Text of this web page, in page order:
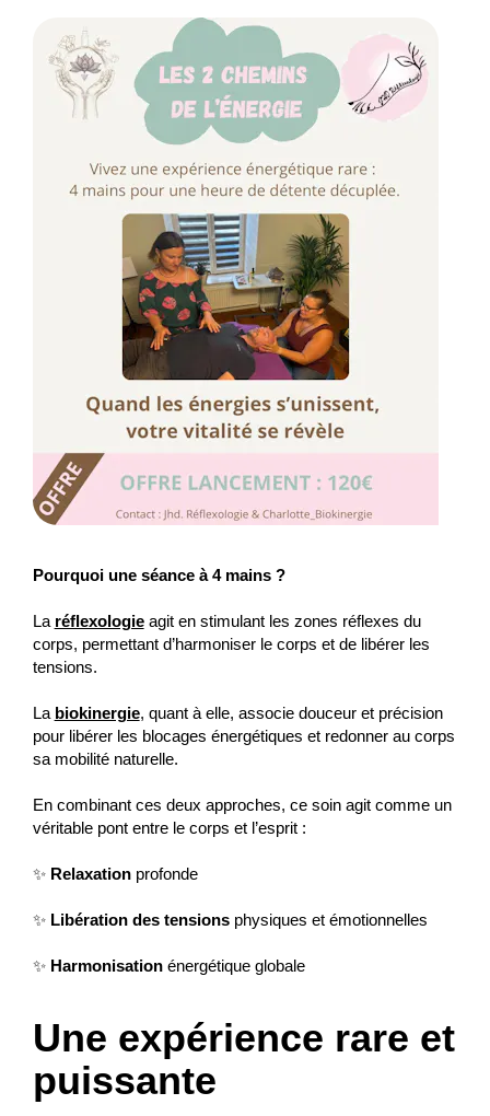
Pourquoi une séance à 4 mains ?
La réflexologieagit en stimulant les zones réflexes du
corps, permettant d’harmoniser le corps et de libérer les
tensions.
La biokinergie, quant à elle, associe douceur et précision
pour libérer les blocages énergétiques et redonner au corps
sa mobilité naturelle.
En combinant ces deux approches, ce soin agit comme un
véritable pont entre le corps et l’esprit :
✨Relaxationprofonde
✨ Libération des tensionsphysiques et émotionnelles
✨ Harmonisationénergétique globale
Une expérience rare et
puissante